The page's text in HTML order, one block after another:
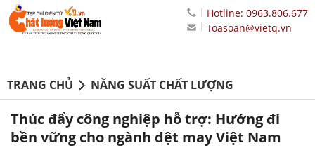
Hotline: 0963.806.677
Toasoan@vietq.vn
TRANG CHỦ NĂNG SUẤT CHẤT LƯỢNG
Thúc đẩy công nghiệp hỗ trợ: Hướng đi
bền vững cho ngành dệt may Việt Nam